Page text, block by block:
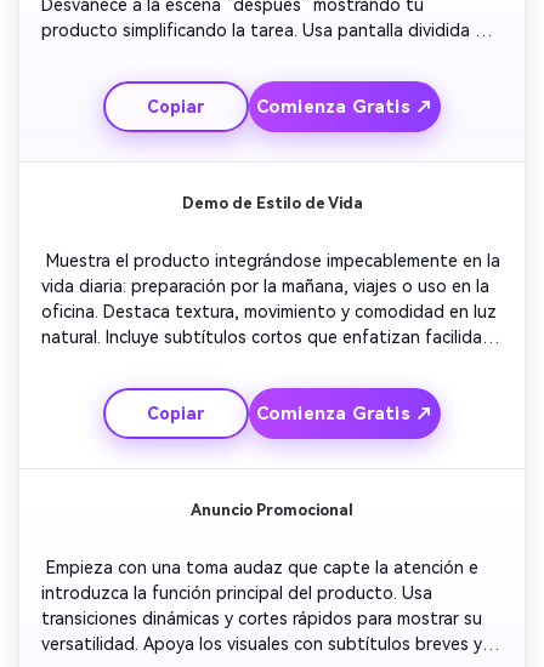
Desvanece a la escena “después” mostrando tu
producto simplificando la tarea. Usa pantalla dividida o
narración explicando los beneficios concisamente.
Termina con visuales de satisfacción de cliente y un
eslogan que resume la transformación.
Copiar Comienza Gratis ↗
Demo de Estilo de Vida
Muestra el producto integrándose impecablemente en la
vida diaria: preparación por la mañana, viajes o uso en la
oficina. Destaca textura, movimiento y comodidad en luz
natural. Incluye subtítulos cortos que enfatizan facilidad
en todo momento. Termina con un usuario sonriente y
mensaje de marca para conectar emocionalmente con el
espectador.
Copiar Comienza Gratis ↗
Anuncio Promocional
Empieza con una toma audaz que capte la atención e
introduzca la función principal del producto. Usa
transiciones dinámicas y cortes rápidos para mostrar su
versatilidad. Apoya los visuales con subtítulos breves y